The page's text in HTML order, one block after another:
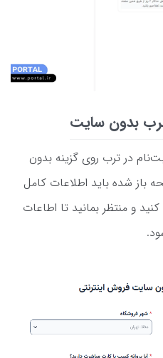
بدون سایت
در ترب روی گزینه بدون
شده باید اطلاعات کامل
و منتظر بمانید تا اطاعات